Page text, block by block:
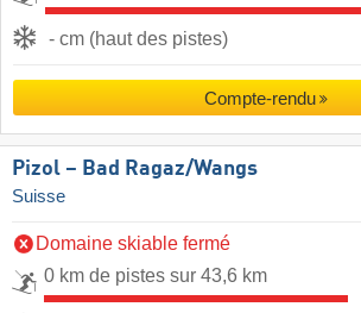
- cm (haut des pistes)
Compte-rendu
Pizol – Bad Ragaz/​Wangs
Suisse
Domaine skiable fermé
0 km de pistes sur 43,6 km